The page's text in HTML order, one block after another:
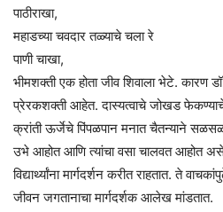
पाठीराखा,
महाडच्या चवदार तळ्याचे चला रे
पाणी चाखा,
भीमशक्ती एक होता जीव शिवाला भेटे. कारण
प्रेरकशक्ती आहेत. दास्यत्वाचे जोखड फेकण्याचे
क्रांती ऊर्जेचे पिंपळपान मनात चैतन्याने
उभे आहोत आणि त्यांचा वसा चालवत आहोत असे
विद्यार्थ्यांना मार्गदर्शन करीत राहतात. ते
जीवन जगतानाचा मार्गदर्शक आलेख मांडतात.